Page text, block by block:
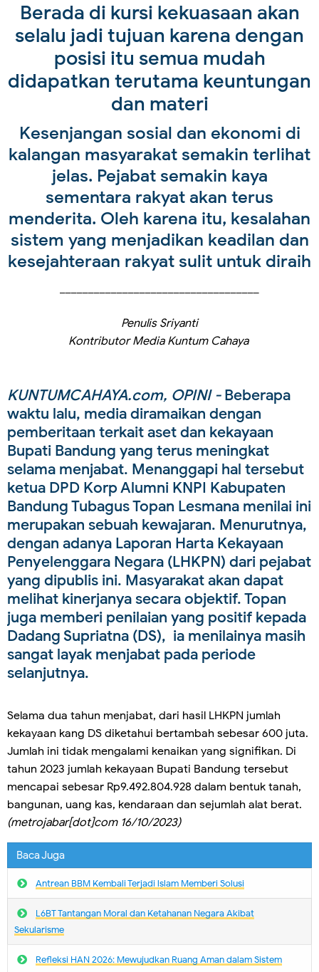
Berada di kursi kekuasaan akan
selalu jadi tujuan karena dengan
posisi itu semua mudah
didapatkan terutama keuntungan
dan materi
Kesenjangan sosial dan ekonomi di
kalangan masyarakat semakin terlihat
jelas. Pejabat semakin kaya
sementara rakyat akan terus
menderita. Oleh karena itu, kesalahan
sistem yang menjadikan keadilan dan
kesejahteraan rakyat sulit untuk diraih
Penulis Sriyanti
Kontributor Media Kuntum Cahaya
KUNTUMCAHAYA.com, OPINI -Beberapa
waktu lalu, media diramaikan dengan
pemberitaan terkait aset dan kekayaan
Bupati Bandung yang terus meningkat
selama menjabat. Menanggapi hal tersebut
ketua DPD Korp Alumni KNPI Kabupaten
Bandung Tubagus Topan Lesmana menilai ini
merupakan sebuah kewajaran. Menurutnya,
dengan adanya Laporan Harta Kekayaan
Penyelenggara Negara (LHKPN) dari pejabat
yang dipublis ini. Masyarakat akan dapat
melihat kinerjanya secara objektif. Topan
juga memberi penilaian yang positif kepada
Dadang Supriatna (DS), ia menilainya masih
sangat layak menjabat pada periode
selanjutnya.
Selama dua tahun menjabat, dari hasil LHKPN jumlah
kekayaan kang DS diketahui bertambah sebesar 600 juta.
Jumlah ini tidak mengalami kenaikan yang signifikan. Di
tahun 2023 jumlah kekayaan Bupati Bandung tersebut
mencapai sebesar Rp9.492.804.928 dalam bentuk tanah,
bangunan, uang kas, kendaraan dan sejumlah alat berat.
(metrojabar[dot]com 16/10/2023)
Baca Juga
Antrean BBM Kembali Terjadi lslam Memberi Solusi
L6BT Tantangan Moral dan Ketahanan Negara Akibat
Sekularisme
Refleksi HAN 2026: Mewujudkan Ruang Aman dalam Sistem